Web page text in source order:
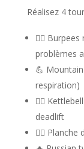
Réalisez 4
🏃‍♀️
problèmes
💪
respiration)
🏋️‍♀️
deadlift
🧘‍♀️